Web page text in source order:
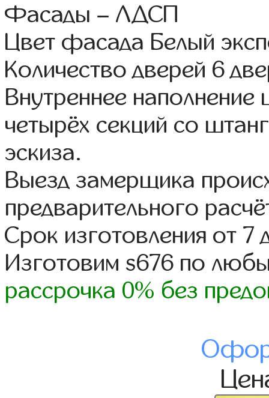
Фасады – ЛДСП
Цвет фасада Белый
Количество дверей 6
Внутреннее
четырёх секций со
эскиза.
Выезд замерщика
предварительного
Срок изготовления от 7
Изготовим s676 по
рассрочка 0% без